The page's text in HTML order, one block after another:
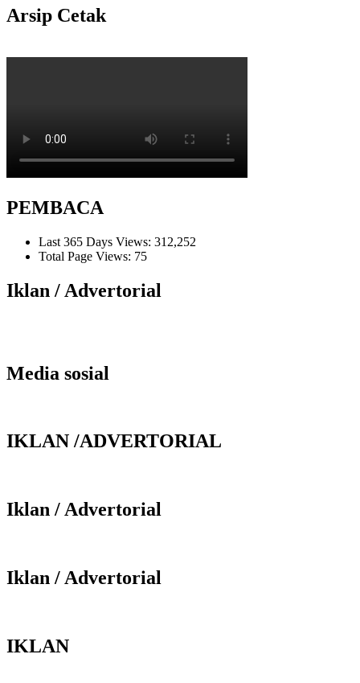
Arsip Cetak
PEMBACA
Last 365 Days Views: 312,252
Total Page Views: 75
Iklan / Advertorial
Media sosial
IKLAN /ADVERTORIAL
Iklan / Advertorial
Iklan / Advertorial
IKLAN